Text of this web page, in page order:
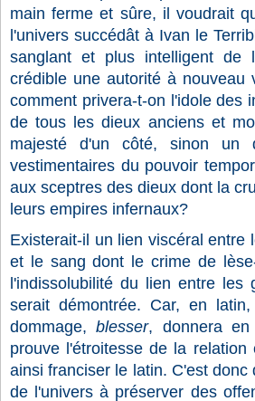
main ferme et sûre, il voudrait
l'univers succédât à Ivan le
sanglant et plus intelligent de
crédible une autorité à
comment privera-t-on l'idole des
de tous les dieux anciens et
majesté d'un côté, sinon un
vestimentaires du pouvoir
aux sceptres des dieux dont la
leurs empires infernaux?
Existerait-il un lien viscéral
et le sang dont le crime de
l'indissolubilité du lien entre
serait démontrée. Car, en
dommage,blesser, donnera en
prouve l'étroitesse de la
ainsi franciser le latin. C'est
de l'univers à préserver des